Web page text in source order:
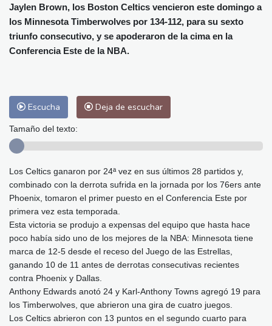
Alicante
27 °C Córdoba
27 °C
Málaga
25 °C Murcia
26 °C
Las Palmas de Gran Canaria
26 °C
Ibiza
27 °C
Panama City
24 °C
Jaylen Brown, los Boston Celtics vencieron este domingo a
los Minnesota Timberwolves por 134-112, para su sexto
triunfo consecutivo, y se apoderaron de la cima en la
Conferencia Este de la NBA.
Escucha Deja de escuchar
Tamaño del texto:
Los Celtics ganaron por 24ª vez en sus últimos 28 partidos y,
combinado con la derrota sufrida en la jornada por los 76ers ante
Phoenix, tomaron el primer puesto en el Conferencia Este por
primera vez esta temporada.
Esta victoria se produjo a expensas del equipo que hasta hace
poco había sido uno de los mejores de la NBA: Minnesota tiene
marca de 12-5 desde el receso del Juego de las Estrellas,
ganando 10 de 11 antes de derrotas consecutivas recientes
contra Phoenix y Dallas.
Anthony Edwards anotó 24 y Karl-Anthony Towns agregó 19 para
los Timberwolves, que abrieron una gira de cuatro juegos.
Los Celtics abrieron con 13 puntos en el segundo cuarto para